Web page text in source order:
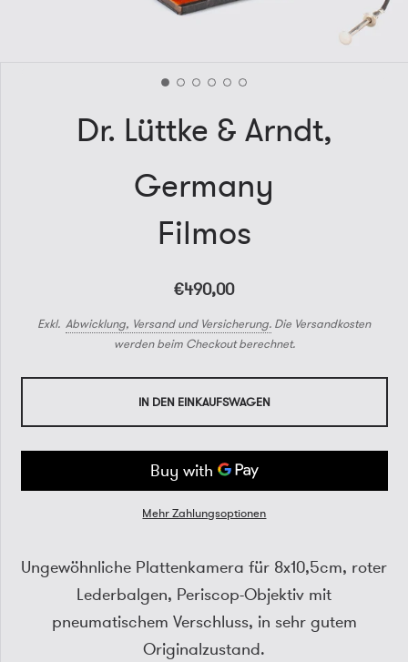
Dr. Lüttke & Arndt,
Germany
Filmos
€490,00
Exkl.Abwicklung, Versand und Versicherung. Die Versandkosten
werden beim Checkout berechnet.
IN DEN EINKAUFSWAGEN
Mehr Zahlungsoptionen
Ungewöhnliche Plattenkamera für 8x10,5cm, roter
Lederbalgen, Periscop-Objektiv mit
pneumatischem Verschluss, in sehr gutem
Originalzustand.